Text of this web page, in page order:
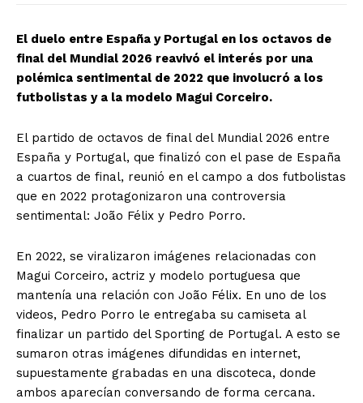
El duelo entre España y Portugal en los octavos de
final del Mundial 2026 reavivó el interés por una
polémica sentimental de 2022 que involucró a los
futbolistas y a la modelo Magui Corceiro.
El partido de octavos de final del Mundial 2026 entre
España y Portugal, que finalizó con el pase de España
a cuartos de final, reunió en el campo a dos futbolistas
que en 2022 protagonizaron una controversia
sentimental: João Félix y Pedro Porro.
En 2022, se viralizaron imágenes relacionadas con
Magui Corceiro, actriz y modelo portuguesa que
mantenía una relación con João Félix. En uno de los
videos, Pedro Porro le entregaba su camiseta al
finalizar un partido del Sporting de Portugal. A esto se
sumaron otras imágenes difundidas en internet,
supuestamente grabadas en una discoteca, donde
ambos aparecían conversando de forma cercana.